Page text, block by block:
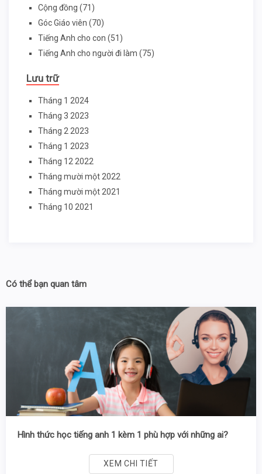
Cộng đồng (71)
Góc Giáo viên (70)
Tiếng Anh cho con (51)
Tiếng Anh cho người đi làm (75)
Lưu trữ
Tháng 1 2024
Tháng 3 2023
Tháng 2 2023
Tháng 1 2023
Tháng 12 2022
Tháng mười một 2022
Tháng mười một 2021
Tháng 10 2021
Có thể bạn quan tâm
Hình thức học tiếng anh 1 kèm 1 phù hợp với những ai?
XEM CHI TIẾT